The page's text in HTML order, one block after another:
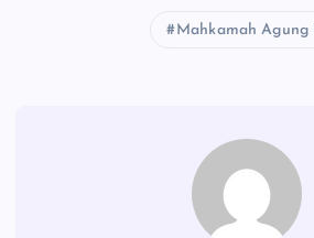
Mahkamah Agung